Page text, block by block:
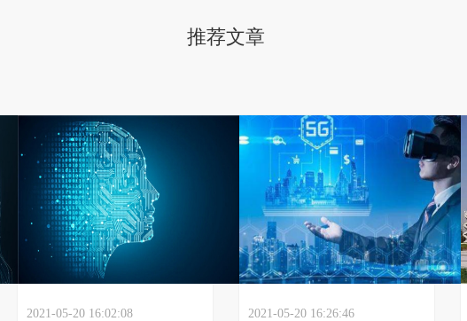
推荐文章
2021-05-20 16:02:08 2021-05-20 16:26:46